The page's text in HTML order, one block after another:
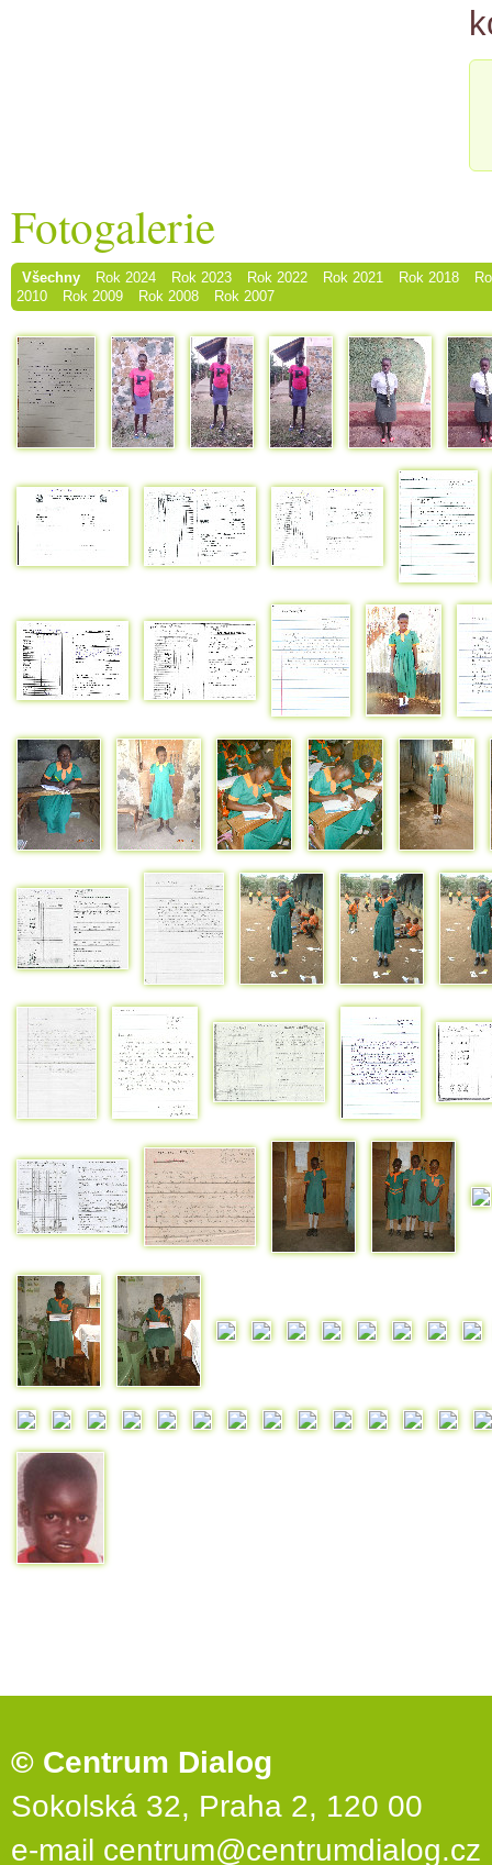
Fotogalerie
Všechny Rok 2024 Rok 2023 Rok 2022 Rok 2021 Rok 2018
2010
Rok 2009 Rok 2008 Rok 2007
© Centrum Dialog
Sokolská 32, Praha 2, 120 00
e-mail centrum@centrumdialog.cz